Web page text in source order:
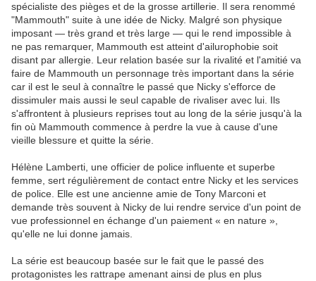
spécialiste des pièges et de la grosse artillerie. Il sera renommé
"Mammouth" suite à une idée de Nicky. Malgré son physique
imposant — très grand et très large — qui le rend impossible à
ne pas remarquer, Mammouth est atteint d'ailurophobie soit
disant par allergie. Leur relation basée sur la rivalité et l'amitié va
faire de Mammouth un personnage très important dans la série
car il est le seul à connaître le passé que Nicky s'efforce de
dissimuler mais aussi le seul capable de rivaliser avec lui. Ils
s'affrontent à plusieurs reprises tout au long de la série jusqu'à la
fin où Mammouth commence à perdre la vue à cause d'une
vieille blessure et quitte la série.
Hélène Lamberti, une officier de police influente et superbe
femme, sert régulièrement de contact entre Nicky et les services
de police. Elle est une ancienne amie de Tony Marconi et
demande très souvent à Nicky de lui rendre service d'un point de
vue professionnel en échange d'un paiement « en nature »,
qu'elle ne lui donne jamais.
La série est beaucoup basée sur le fait que le passé des
protagonistes les rattrape amenant ainsi de plus en plus